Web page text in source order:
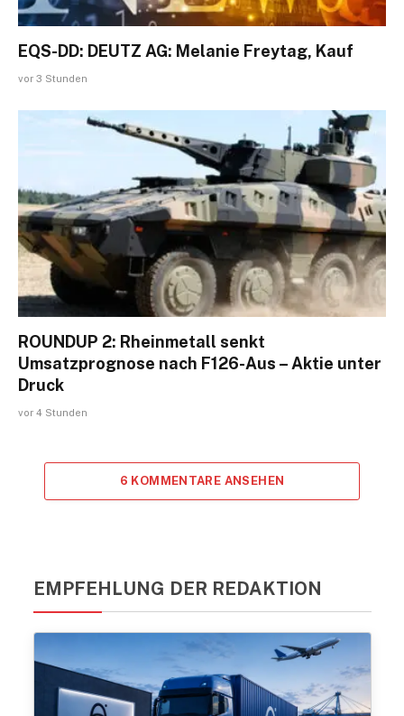
EQS-DD: DEUTZ AG: Melanie Freytag, Kauf
vor 3 Stunden
ROUNDUP 2: Rheinmetall senkt
Umsatzprognose nach F126-Aus – Aktie unter
Druck
vor 4 Stunden
6 KOMMENTARE ANSEHEN
EMPFEHLUNG DER REDAKTION